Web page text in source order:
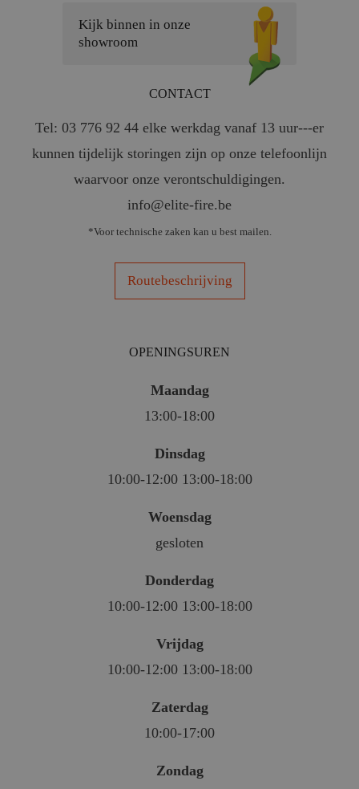
Kijk binnen in onze
showroom
CONTACT
Tel: 03 776 92 44 elke werkdag vanaf 13 uur---er
kunnen tijdelijk storingen zijn op onze telefoonlijn
waarvoor onze verontschuldigingen.
info@elite-fire.be
*Voor technische zaken kan u best mailen.
Routebeschrijving
OPENINGSUREN
Maandag
13:00-18:00
Dinsdag
10:00-12:00 13:00-18:00
Woensdag
gesloten
Donderdag
10:00-12:00 13:00-18:00
Vrijdag
10:00-12:00 13:00-18:00
Zaterdag
10:00-17:00
Zondag